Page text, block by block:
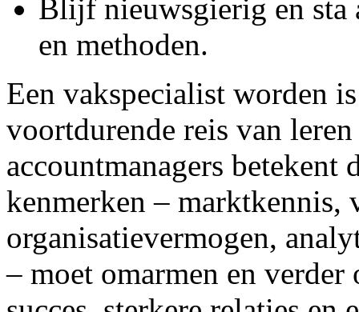
Blijf nieuwsgierig en sta
en methoden.
Een vakspecialist worden
voortdurende reis van
accountmanagers
kenmerken –
organisatievermogen,
– moet omarmen en